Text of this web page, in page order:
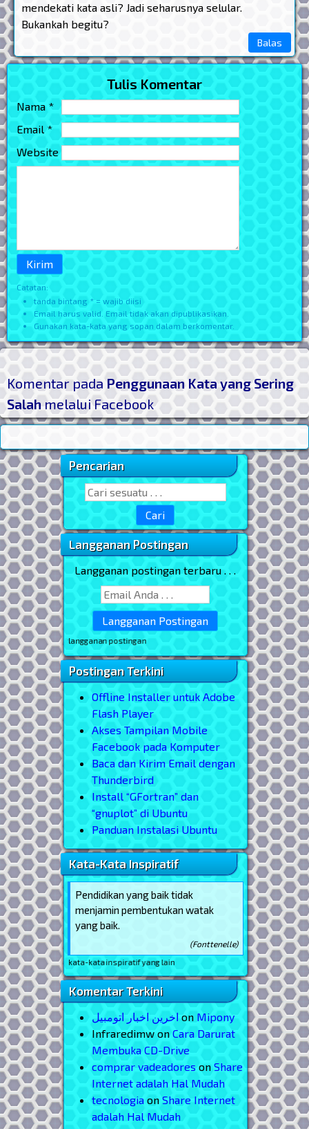
mendekati kata asli? Jadi seharusnya selular.
Bukankah begitu?
Balas
Tulis Komentar
Nama *
Email *
Website
Catatan:
tanda bintang * = wajib diisi
Email harus valid. Email tidak akan dipublikasikan.
Gunakan kata-kata yang sopan dalam berkomentar.
Komentar padaPenggunaan Kata yang Sering
Salahmelalui Facebook
Sidebar Utama
Pencarian
Search for:
Langganan Postingan
Langganan postingan terbaru . . .
berlangganan postingan
Postingan Terkini
Offline Installer untuk Adobe
Flash Player
Akses Tampilan Mobile
Facebook pada Komputer
Baca dan Kirim Email dengan
Thunderbird
Install “GFortran” dan
“gnuplot” di Ubuntu
Panduan Instalasi Ubuntu
Kata-Kata Inspiratif
Pendidikan yang baik tidak
menjamin pembentukan watak
yang baik.
(Fonttenelle)
kata-kata inspiratif yang lain
Komentar Terkini
اخرین اخبار اتومبیل on Mipony
Infraredimwon Cara Darurat
Membuka CD-Drive
comprar vadeadores on Share
Internet adalah Hal Mudah
tecnologiaon Share Internet
adalah Hal Mudah